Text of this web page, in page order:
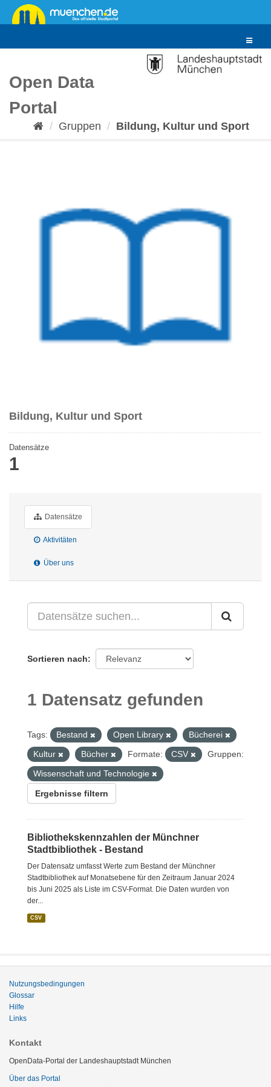
Überspringen
zum
Toggle
Open Data
Portal
Gruppen Bildung, Kultur und Sport
Bildung, Kultur und Sport
Datensätze
1
Datensätze
Aktivitäten
Über uns
Sortieren nach
1 Datensatz gefunden
Tags: Bestand Open Library
Bücherei
Kultur
Bücher Formate: CSV
Gruppen:
Wissenschaft und Technologie
Ergebnisse filtern
Bibliothekskennzahlen der Münchner
Stadtbibliothek - Bestand
Der Datensatz umfasst Werte zum Bestand der Münchner
Stadtbibliothek auf Monatsebene für den Zeitraum Januar 2024
bis Juni 2025 als Liste im CSV-Format. Die Daten wurden von
der...
CSV
Nutzungsbedingungen
Glossar
Hilfe
Links
Kontakt
OpenData-Portal der Landeshauptstadt München
Über das Portal